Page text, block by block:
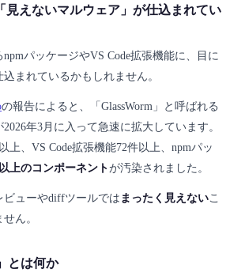
えないマルウェア」が仕込まれてい
パッケージやVS Code拡張機能に、目に
まれているかもしれません。
の報告によると、「GlassWorm」と呼ばれる
年3月に入って急速に拡大しています。
上、VS Code拡張機能72件以上、npmパッ
上のコンポーネントが汚染されました。
ビューやdiffツールでは まったく見えないこ
ん。
とは何か